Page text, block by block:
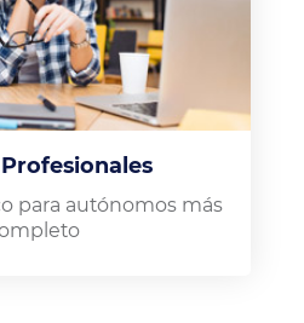
para autónomos más